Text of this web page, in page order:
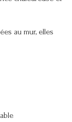
au mur, elles